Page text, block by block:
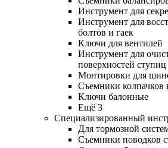
Инструмент для
Инструмент для
болтов и гаек
Ключи для вентилей
Инструмент для
поверхностей ступиц
Монтировки для
Съемники колпачков
Ключи балонные
Ещё 3
Специализированный
Для тормозной
Съемники поводков